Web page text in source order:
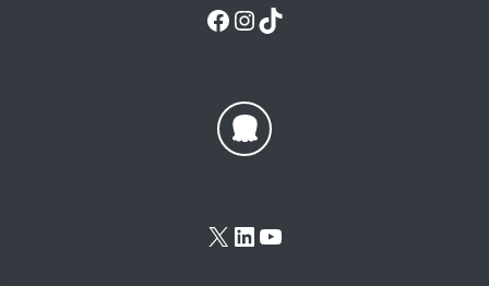
Facebook
Instagram
TikTok
X LinkedIn
YouTube